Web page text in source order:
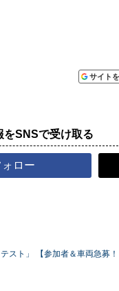
サイト
をSNSで受け取る
ロー
スト」 【参加者＆車両急募！